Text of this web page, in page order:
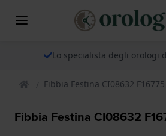
Lo specialista degli orologi
Fibbia Festina CI08632 F16775
Fibbia Festina CI08632